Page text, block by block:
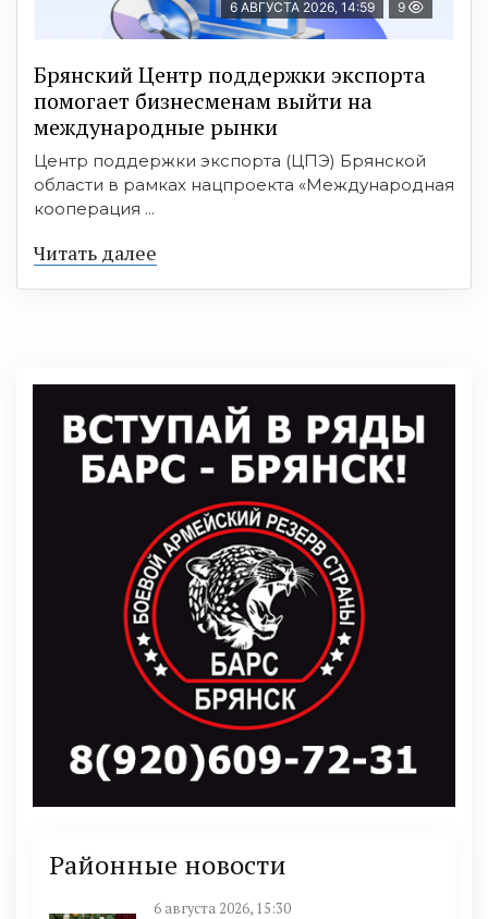
6 АВГУСТА 2026, 14:59 9
Брянский Центр поддержки экспорта
помогает бизнесменам выйти на
международные рынки
Центр поддержки экспорта (ЦПЭ) Брянской
области в рамках нацпроекта «Международная
кооперация ...
Читать далее
Районные новости
6 августа 2026, 15:30